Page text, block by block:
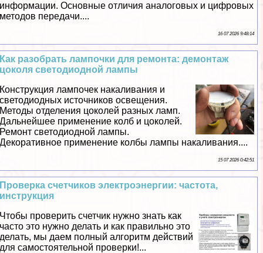
информации. Основные отличия аналоговых и цифровых
методов передачи....
16 07 2026 9:48:14
Как разобрать лампочки для ремонта: демонтаж
цоколя светодиодной лампы
Конструкция лампочек накаливания и
светодиодных источников освещения.
Методы отделения цоколей разных ламп.
Дальнейшее применение колб и цоколей.
Ремонт светодиодной лампы.
Декоративное применение колбы лампы накаливания....
15 07 2026 0:42:51
Проверка счетчиков электроэнергии: частота,
инструкция
Чтобы проверить счетчик нужно знать как
часто это нужно делать и как правильно это
делать, мы даем полный алгоритм действий
для самостоятельной проверки!...